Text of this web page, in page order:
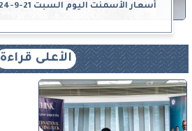
أسعار الأسمنت اليوم السبت 21-9-2024 في محافظة المنيا
الأعلى قراءة